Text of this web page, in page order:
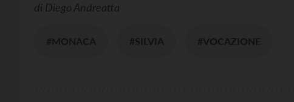
di Diego Andreatta
#MONACA #SILVIA #VOCAZIONE